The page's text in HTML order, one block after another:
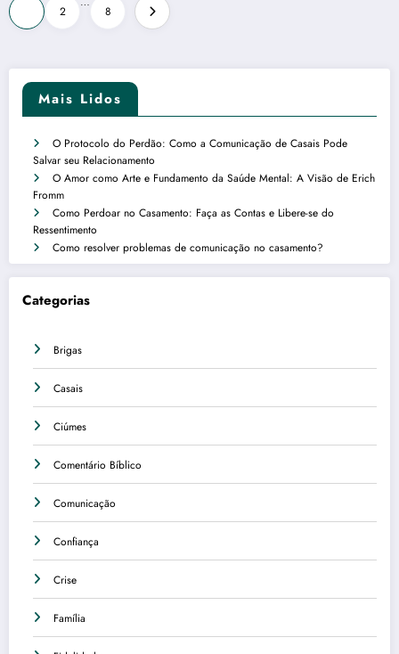
Paginação
de
posts
2 8
Mais Lidos
O Protocolo do Perdão: Como a Comunicação de Casais Pode
Salvar seu Relacionamento
O Amor como Arte e Fundamento da Saúde Mental: A Visão de Erich
Fromm
Como Perdoar no Casamento: Faça as Contas e Libere-se do
Ressentimento
Como resolver problemas de comunicação no casamento?
Categorias
Brigas
Casais
Ciúmes
Comentário Bíblico
Comunicação
Confiança
Crise
Família